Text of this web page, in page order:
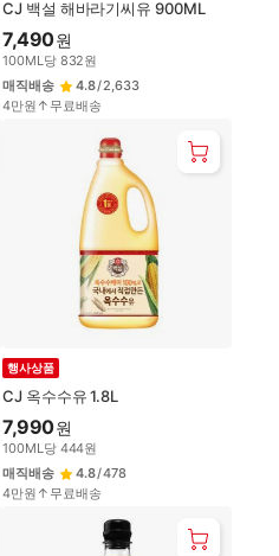
CJ 백설 해바라기씨유 900ML
7,490원
100ML당 832원
매직배송
4.8/2,633
4만원↑무료배송
CJ 옥수수유 1.8L
행사상품
7,990원
100ML당 444원
매직배송
4.8/478
4만원↑무료배송